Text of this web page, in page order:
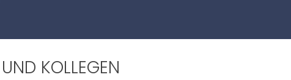
KOLLEGEN